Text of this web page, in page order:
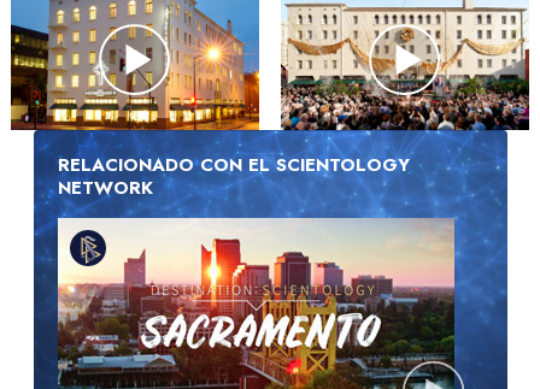
RELACIONADO CON EL SCIENTOLOGY
NETWORK